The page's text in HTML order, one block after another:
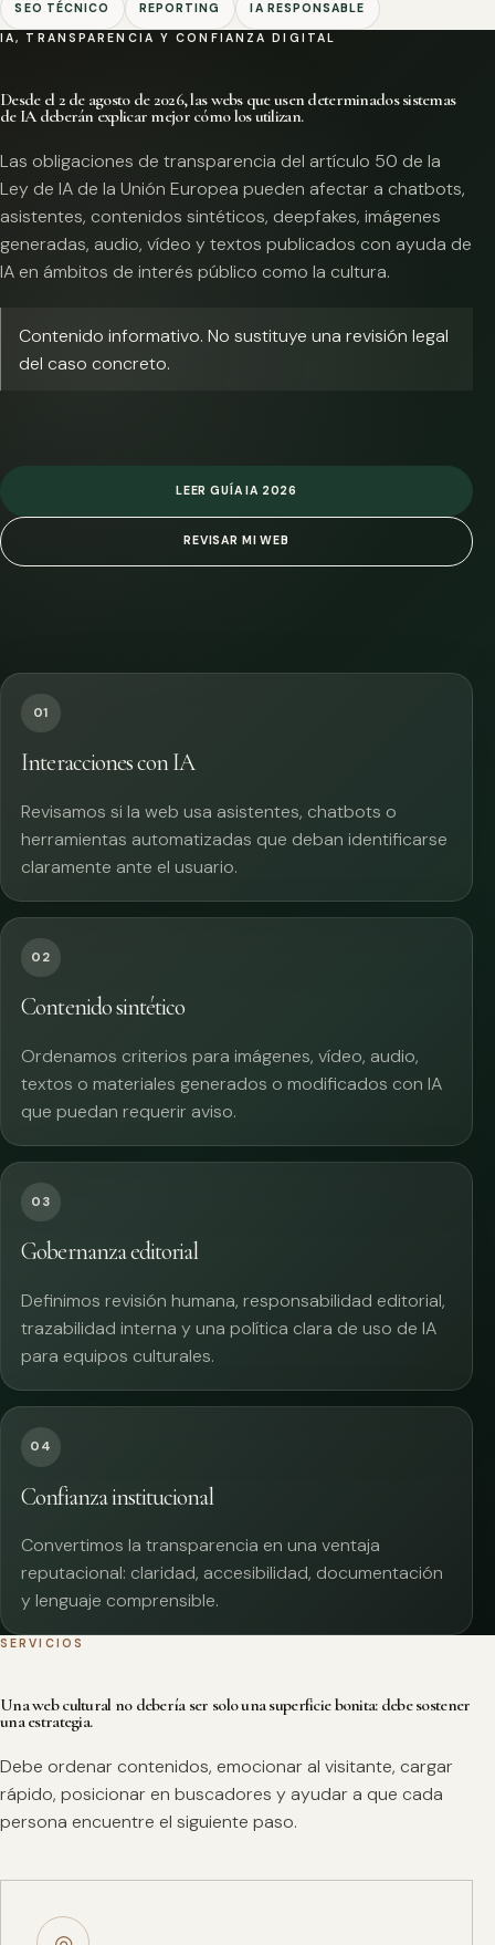
SEO TÉCNICO REPORTING IA RESPONSABLE
IA, TRANSPARENCIA Y CONFIANZA DIGITAL
Desde el 2 de agosto de 2026, las webs que usen determinados sistemas
de IA deberán explicar mejor cómo los utilizan.
Las obligaciones de transparencia del artículo 50 de la
Ley de IA de la Unión Europea pueden afectar a chatbots,
asistentes, contenidos sintéticos, deepfakes, imágenes
generadas, audio, vídeo y textos publicados con ayuda de
IA en ámbitos de interés público como la cultura.
Contenido informativo. No sustituye una revisión legal
del caso concreto.
LEER GUÍA IA 2026
REVISAR MI WEB
01
Interacciones con IA
Revisamos si la web usa asistentes, chatbots o
herramientas automatizadas que deban identificarse
claramente ante el usuario.
02
Contenido sintético
Ordenamos criterios para imágenes, vídeo, audio,
textos o materiales generados o modificados con IA
que puedan requerir aviso.
03
Gobernanza editorial
Definimos revisión humana, responsabilidad editorial,
trazabilidad interna y una política clara de uso de IA
para equipos culturales.
04
Confianza institucional
Convertimos la transparencia en una ventaja
reputacional: claridad, accesibilidad, documentación
y lenguaje comprensible.
SERVICIOS
Una web cultural no debería ser solo una superficie bonita: debe sostener
una estrategia.
Debe ordenar contenidos, emocionar al visitante, cargar
rápido, posicionar en buscadores y ayudar a que cada
persona encuentre el siguiente paso.